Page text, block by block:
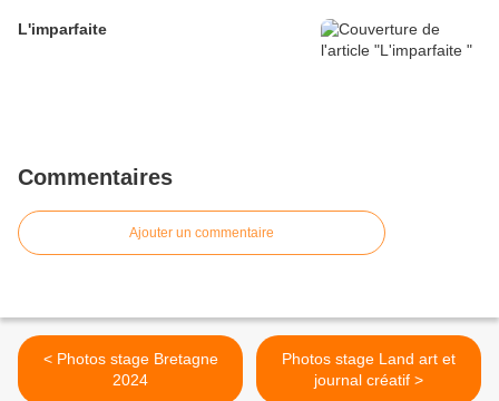
L'imparfaite
Commentaires
Ajouter un commentaire
< Photos stage Bretagne
2024
Photos stage Land art et
journal créatif >